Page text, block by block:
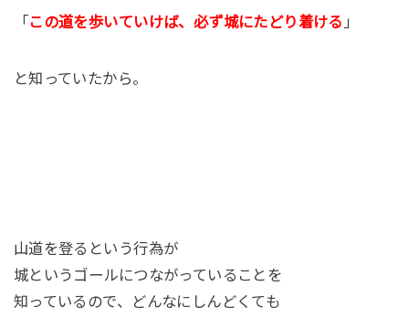
「この道を歩いていけば、必ず城にたどり着ける 」
と知っていたから。
山道を登るという行為が
城というゴールにつながっていることを
知っているので、どんなにしんどくても